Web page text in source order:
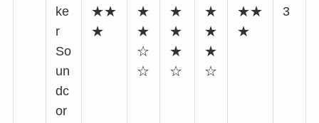
ke
r
So
un
dc
or
★★
★
★
★
☆
☆
★
★
★
☆
★
★
★
☆
★★
★
3